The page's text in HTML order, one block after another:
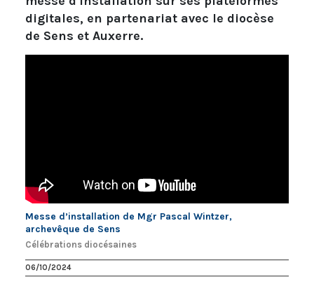
digitales, en partenariat avec le diocèse
de Sens et Auxerre.
Messe d’installation de Mgr Pascal Wintzer,
archevêque de Sens
Célébrations diocésaines
06/10/2024